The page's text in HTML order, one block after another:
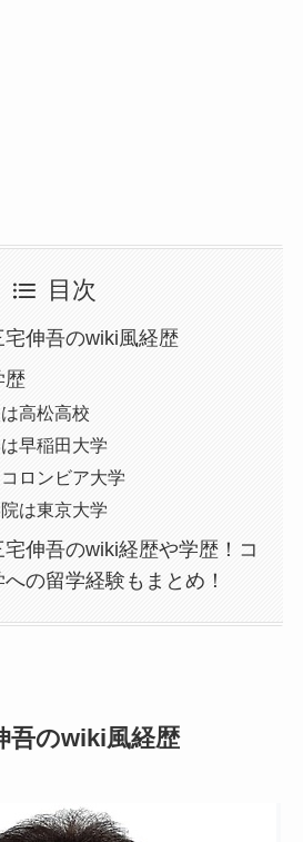
目次
宅伸吾のwiki風経歴
歴
高松高校
早稲田大学
ロンビア大学
は東京大学
宅伸吾のwiki経歴や学歴！コ
の留学経験もまとめ！
吾のwiki風経歴